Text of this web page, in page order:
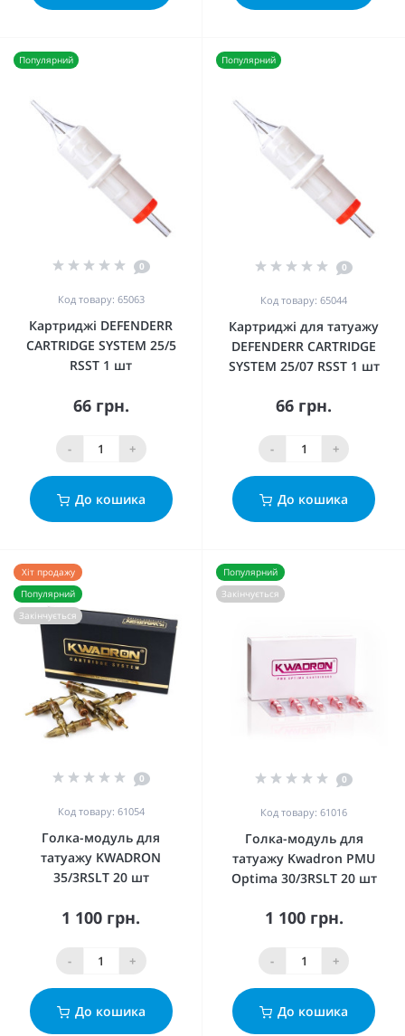
Популярний
0
Код товару: 65063
Картриджі DEFENDERR
CARTRIDGE SYSTEM 25/5
RSST 1 шт
66 грн.
- +
До кошика
Популярний
0
Код товару: 65044
Картриджі для татуажу
DEFENDERR CARTRIDGE
SYSTEM 25/07 RSST 1 шт
66 грн.
- +
До кошика
Хіт продажу
Популярний
Закінчується
0
Код товару: 61054
Голка-модуль для
татуажу KWADRON
35/3RSLT 20 шт
1 100 грн.
- +
До кошика
Популярний
Закінчується
0
Код товару: 61016
Голка-модуль для
татуажу Kwadron PMU
Optima 30/3RSLT 20 шт
1 100 грн.
- +
До кошика